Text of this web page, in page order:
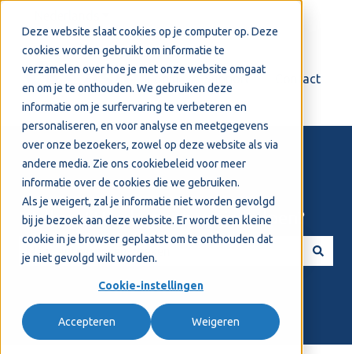
Deze website slaat cookies op je computer op. Deze
cookies worden gebruikt om informatie te
verzamelen over hoe je met onze website omgaat
en om je te onthouden. We gebruiken deze
informatie om je surfervaring te verbeteren en
personaliseren, en voor analyse en meetgegevens
over onze bezoekers, zowel op deze website als via
andere media. Zie ons cookiebeleid voor meer
informatie over de cookies die we gebruiken.
Als je weigert, zal je informatie niet worden gevolgd
bij je bezoek aan deze website. Er wordt een kleine
cookie in je browser geplaatst om te onthouden dat
je niet gevolgd wilt worden.
Cookie-instellingen
Accepteren Weigeren
Support Contact
Welkom! Hoe kunnen we je helpen?